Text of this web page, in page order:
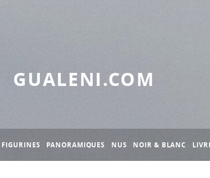
GUALENI.COM
FIGURINES PANORAMIQUES NUS NOIR & BLANC